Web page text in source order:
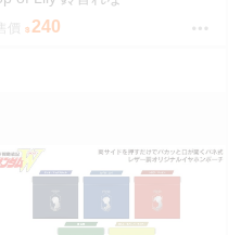
售價 240